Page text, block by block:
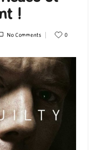
!
No Comments 0